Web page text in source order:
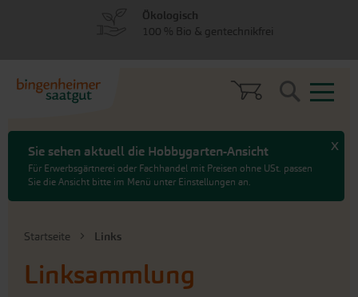
Sie sehen aktuell die Hobbygarten-Ansicht
Für Erwerbsgärtnerei oder Fachhandel mit Preisen ohne USt. passen
Sie die Ansicht bitte im Menü unter Einstellungen an.
x
Search
Startseite Links
Linksammlung
Ökologisch
100 % Bio & gentechnikfrei